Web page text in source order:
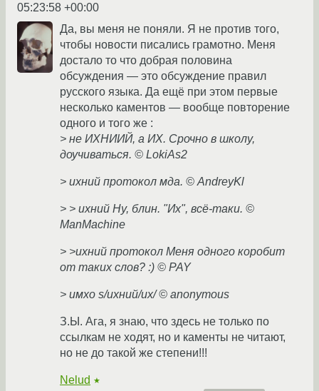
05:23:58 +00:00
Да, вы меня не поняли. Я не против того,
чтобы новости писались грамотно. Меня
достало то что добрая половина
обсуждения — это обсуждение правил
русского языка. Да ещё при этом первые
несколько каментов — вообще повторение
одного и того же :
> не ИХНИИЙ, а ИХ. Срочно в школу,
доучиваться. © LokiAs2
> ихний протокол мда. © AndreyKl
> > ихний Ну, блин. "Их", всё-таки. ©
ManMachine
> >ихний протокол Меня одного коробит
от таких слов? :) © PAY
> имхо s/ихний/их/ © anonymous
З.Ы. Ага, я знаю, что здесь не только по
ссылкам не ходят, но и каменты не читают,
но не до такой же степени!!!
Nelud ★